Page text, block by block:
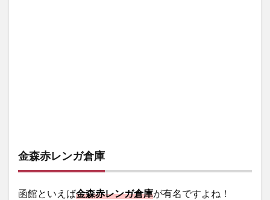
金森赤レンガ倉庫
函館といえば金森赤レンガ倉庫が有名ですよね！